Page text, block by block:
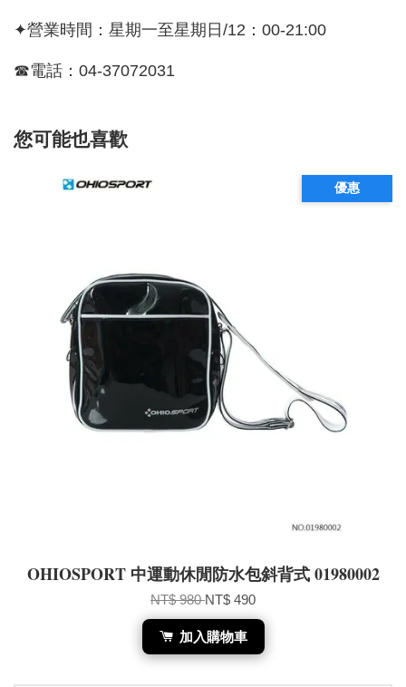
✦營業時間：星期一至星期日/12：00-21:00
☎電話：04-37072031
您可能也喜歡
優惠
OHIOSPORT 中運動休閒防水包斜背式 01980002
NT$ 980NT$ 490
加入購物車